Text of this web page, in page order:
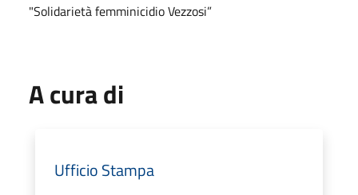
"Solidarietà femminicidio Vezzosi”
A cura di
Ufficio Stampa